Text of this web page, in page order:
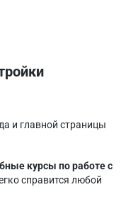
и главной страницы
курсы по работе с
справится любой